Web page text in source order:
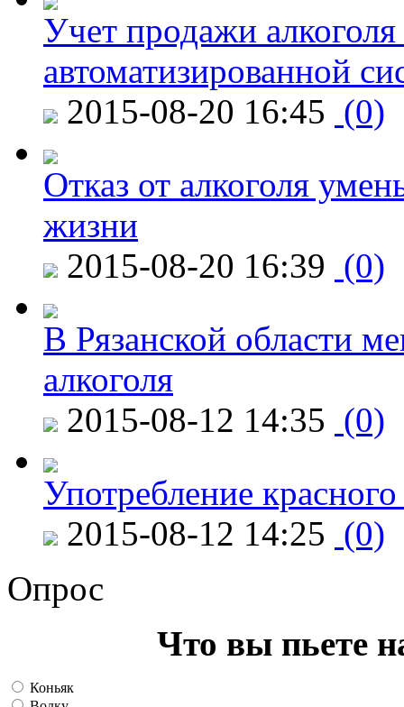
Учет продажи
автоматизированной
2015-08-20 16:45 (0)
Отказ от алкоголя
жизни
2015-08-20 16:39 (0)
В Рязанской области
алкоголя
2015-08-12 14:35 (0)
Употребление
2015-08-12 14:25 (0)
Опрос
Что вы пьете
Коньяк